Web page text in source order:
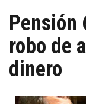
Pensión
robo de
dinero